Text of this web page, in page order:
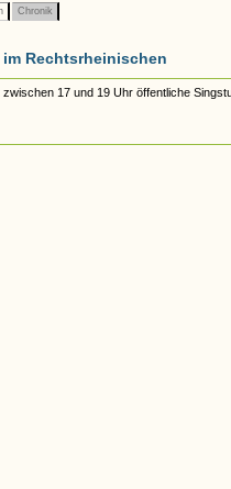
Chronik
Rechtsrheinischen
17 und 19 Uhr öffentliche